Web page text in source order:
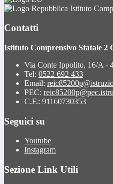
Istituto
Contatti
Istituto Comprensivo Statale 2
Via Conte Ippolito, 16/A -
Tel: 0522 692 433
Email:
PEC:
C.F.: 91160730353
Seguici su
Youtube
Instagram
Sezione Link Utili